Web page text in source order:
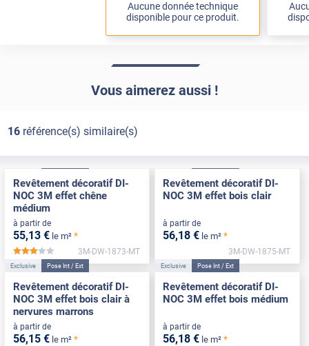
Aucune donnée technique
disponible pour ce produit.
Vous aimerez aussi !
16référence(s) similaire(s)
Revêtement décoratif DI-
NOC 3M effet chêne
médium
à partir de
55,13 € le m² *
*****
3M-DW-1873-MT
Revêtement décoratif DI-
NOC 3M effet bois clair
à partir de
56,18 € le m² *
3M-DW-1875-MT
Exclusive Pose Int / Ext
Revêtement décoratif DI-
NOC 3M effet bois clair à
nervures marrons
à partir de
56,15 € le m² *
Exclusive Pose Int / Ext
Revêtement décoratif DI-
NOC 3M effet bois médium
à partir de
56,18 € le m² *